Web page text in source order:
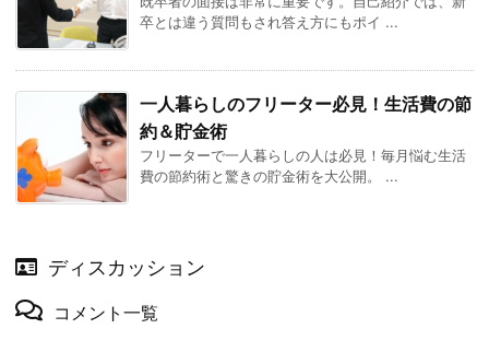
卒とは違う質問もされ答え方にもポイ ...
一人暮らしのフリーター必見！生活費の節
約＆貯金術
フリーターで一人暮らしの人は必見！毎月悩む生活
費の節約術と驚きの貯金術を大公開。 ...
ディスカッション
コメント一覧